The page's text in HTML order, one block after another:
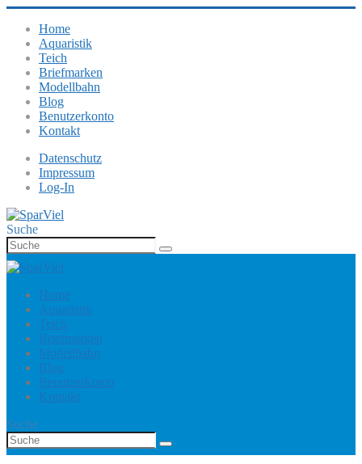
Home
Aquaristik
Teich
Briefmarken
Modellbahn
Blog
Benutzerkonto
Kontakt
Datenschutz
Impressum
Log-In
Suche
Home
Aquaristik
Teich
Briefmarken
Modellbahn
Blog
Benutzerkonto
Kontakt
Suche